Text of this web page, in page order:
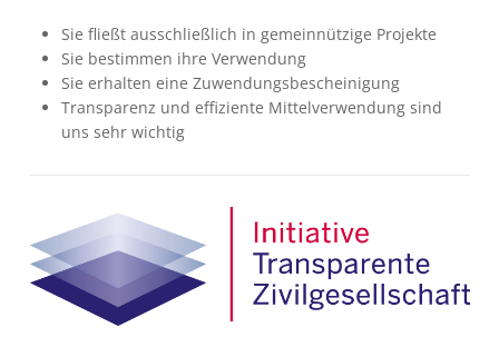
Sie fließt ausschließlich in gemeinnützige Projekte
Sie bestimmen ihre Verwendung
Sie erhalten eine Zuwendungsbescheinigung
Transparenz und effiziente Mittelverwendung sind
uns sehr wichtig